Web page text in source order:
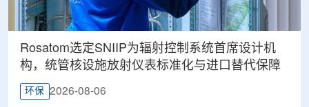
Rosatom选定SNIIP为辐射控制系统首席设计机
构，统管核设施放射仪表标准化与进口替代保障
环保 2026-08-06